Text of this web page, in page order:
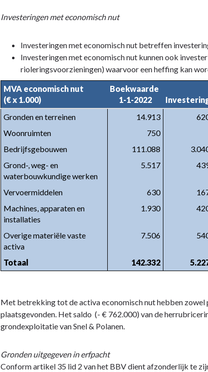
Investeringen met economisch nut
Investeringen met economisch nut betreffen
Investeringen met economisch nut kunnen ook
rioleringsvoorzieningen) waarvoor een heffing kan
MVA economisch nut
(€ x 1.000)
Boekwaarde
1-1-2022
Gronden en terreinen
14.913
Woonruimten
750
Bedrijfsgebouwen
111.088
Grond-, weg- en
waterbouwkundige werken
5.517
Vervoermiddelen 630
Machines, apparaten en
installaties
1.930
Overige materiële vaste
activa
7.506
Totaal 142.332
Met betrekking tot de activa economisch nut hebben
plaatsgevonden. Het saldo (- € 762.000) van de
grondexploitatie van Snel & Polanen.
Gronden uitgegeven in erfpacht
Conform artikel 35 lid 2 van het BBV dient afzonderlijk te